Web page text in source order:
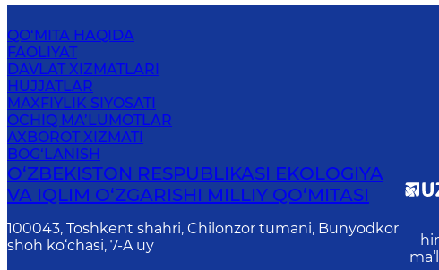
QO‘MITA HAQIDA
FAOLIYAT
DAVLAT XIZMATLARI
HUJJATLAR
MAXFIYLIK SIYOSATI
OCHIQ MA’LUMOTLAR
AXBOROT XIZMATI
BOG‘LANISH
O‘ZBEKISTON RESPUBLIKASI EKOLOGIYA
VA IQLIM O‘ZGARISHI MILLIY QO‘MITASI
100043, Toshkent shahri, Chilonzor tumani, Bunyodkor
shoh ko‘chasi, 7-A uy